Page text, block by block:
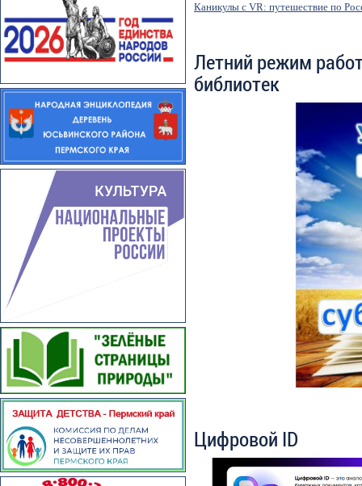
Каникулы с VR: путешествие по
Летний режим
библиотек
Цифровой ID